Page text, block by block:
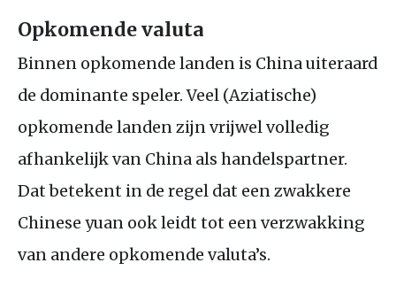
Opkomende valuta
Binnen opkomende landen is China uiteraard
de dominante speler. Veel (Aziatische)
opkomende landen zijn vrijwel volledig
afhankelijk van China als handelspartner.
Dat betekent in de regel dat een zwakkere
Chinese yuan ook leidt tot een verzwakking
van andere opkomende valuta’s.